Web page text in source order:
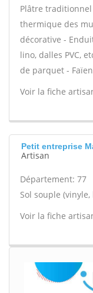
Plâtre
thermique des
décorative -
lino, dalles PVC,
de parquet -
Voir la fiche
Petit entreprise
Artisan
Département: 77
Sol souple (vinyle,
Voir la fiche